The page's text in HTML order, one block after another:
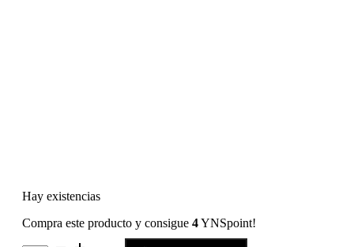
Hay existencias
Compra este producto y consigue 4YNSpoint!
Nutricolor